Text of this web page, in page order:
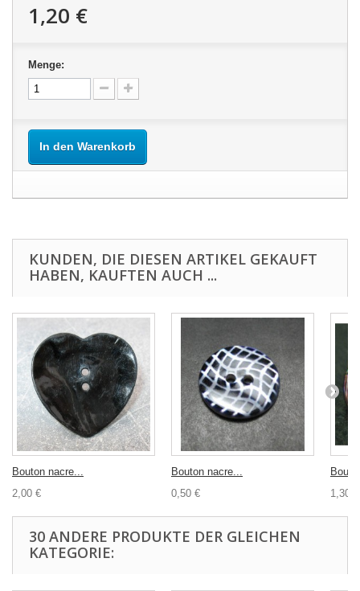
1,20 €
Menge:
In den Warenkorb
KUNDEN, DIE DIESEN ARTIKEL GEKAUFT
HABEN, KAUFTEN AUCH ...
Bouton nacre...
2,00 €
Bouton nacre...
0,50 €
1,30 €
30 ANDERE PRODUKTE DER GLEICHEN
KATEGORIE: